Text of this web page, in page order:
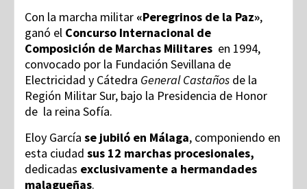
Con la marcha militar «Peregrinos de la Paz»,
ganó el Concurso Internacional de
Composición de Marchas Militares en 1994,
convocado por la Fundación Sevillana de
Electricidad y Cátedra General Castaños de la
Región Militar Sur, bajo la Presidencia de Honor
de la reina Sofía.
Eloy García se jubiló en Málaga, componiendo en
esta ciudad sus 12 marchas procesionales,
dedicadas exclusivamente a hermandades
malagueñas.